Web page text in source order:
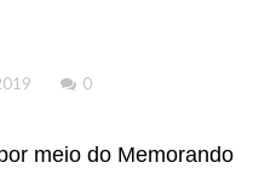
0
meio do Memorando